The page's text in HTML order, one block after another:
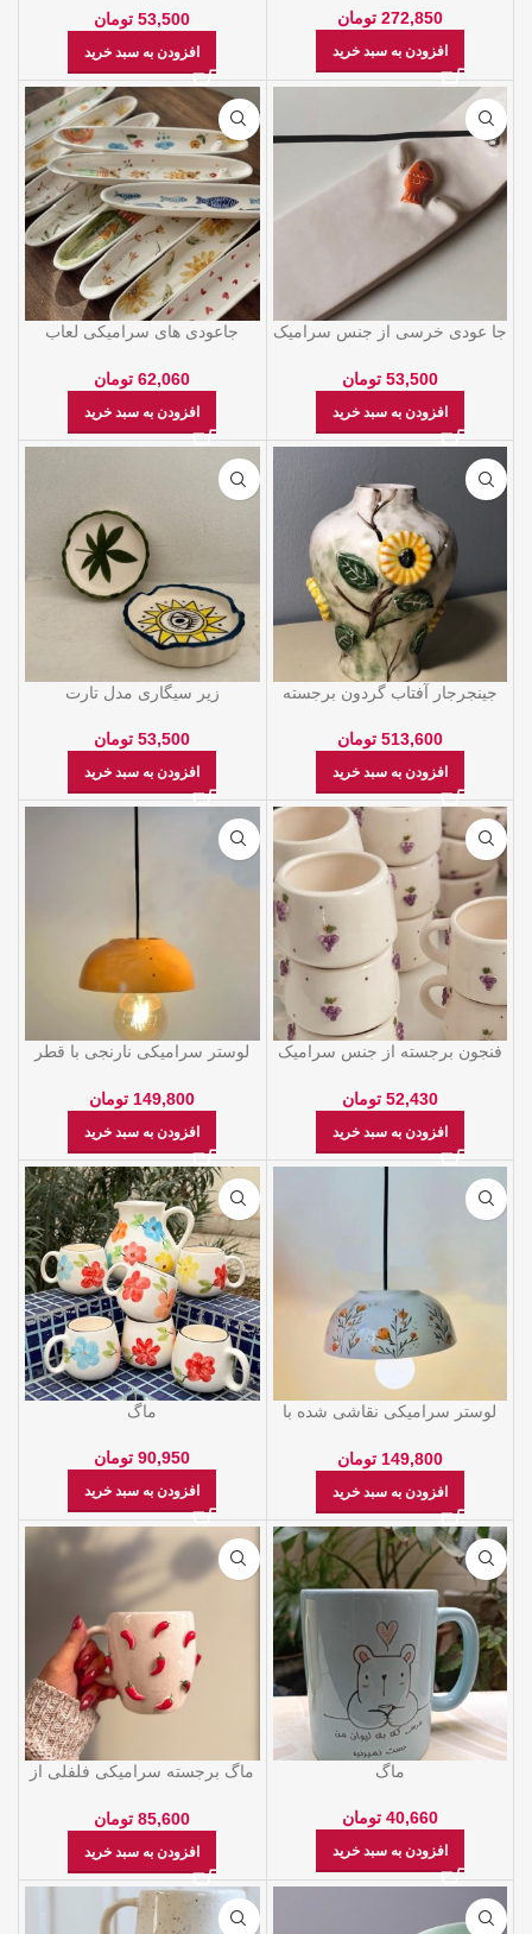
272,850 تومان
افزودن به سبد خرید
53,500 تومان
افزودن به سبد خرید
جا عودی خرسی از جنس سراميک
53,500 تومان
افزودن به سبد خرید
جاعودی های سرامیکی لعاب
62,060 تومان
افزودن به سبد خرید
جینجرجار آفتاب گردون برجسته
513,600 تومان
افزودن به سبد خرید
زیر سیگاری مدل تارت
53,500 تومان
افزودن به سبد خرید
فنجون برجسته از جنس سرامیک
52,430 تومان
افزودن به سبد خرید
لوستر سرامیکی نارنجی با قطر
149,800 تومان
افزودن به سبد خرید
لوستر سرامیکی نقاشی شده با
149,800 تومان
افزودن به سبد خرید
ماگ
90,950 تومان
افزودن به سبد خرید
ماگ
40,660 تومان
افزودن به سبد خرید
ماگ برجسته سرامیکی فلفلی از
85,600 تومان
افزودن به سبد خرید